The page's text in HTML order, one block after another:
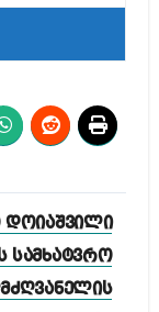
სამხატვრო